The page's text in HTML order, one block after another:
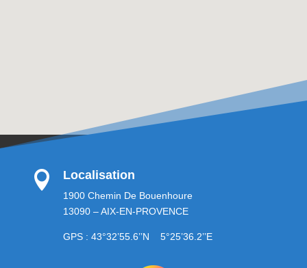
 Localisation
1900 Chemin De Bouenhoure
13090 – AIX-EN-PROVENCE
GPS : 43°32’55.6’’N 5°25’36.2’’E